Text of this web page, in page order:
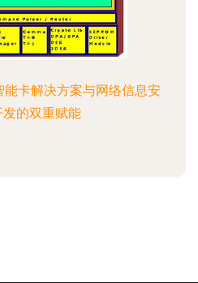
卡解决方案与网络信息安
的双重赋能